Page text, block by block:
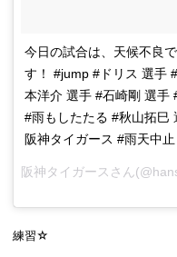
今日の試合は、天候不良
す！ #jump #ドリス 選手
本洋介 選手 #石崎剛 選手
#雨もしたたる #秋山拓巳
阪神タイガース #雨天中
阪神タイガース さん
練習☆